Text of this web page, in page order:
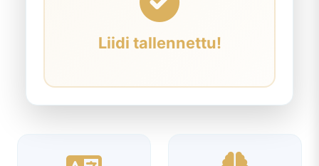
Liidi tallennettu!